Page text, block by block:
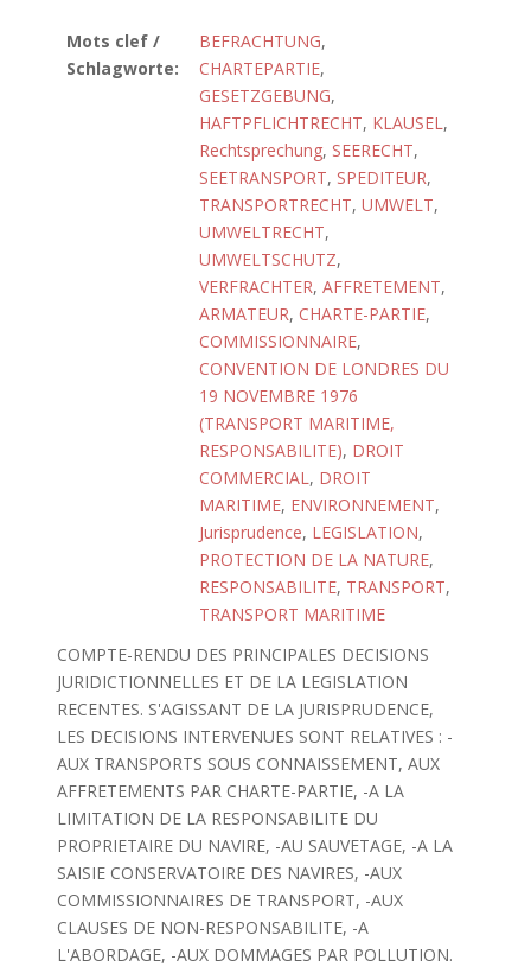
Mots clef /
Schlagworte:
BEFRACHTUNG,
CHARTEPARTIE,
GESETZGEBUNG,
HAFTPFLICHTRECHT, KLAUSEL,
Rechtsprechung, SEERECHT,
SEETRANSPORT, SPEDITEUR,
TRANSPORTRECHT, UMWELT,
UMWELTRECHT,
UMWELTSCHUTZ,
VERFRACHTER, AFFRETEMENT,
ARMATEUR, CHARTE-PARTIE,
COMMISSIONNAIRE,
CONVENTION DE LONDRES DU
19 NOVEMBRE 1976
(TRANSPORT MARITIME,
RESPONSABILITE), DROIT
COMMERCIAL, DROIT
MARITIME, ENVIRONNEMENT,
Jurisprudence, LEGISLATION,
PROTECTION DE LA NATURE,
RESPONSABILITE, TRANSPORT,
TRANSPORT MARITIME
COMPTE-RENDU DES PRINCIPALES DECISIONS
JURIDICTIONNELLES ET DE LA LEGISLATION
RECENTES. S'AGISSANT DE LA JURISPRUDENCE,
LES DECISIONS INTERVENUES SONT RELATIVES : -
AUX TRANSPORTS SOUS CONNAISSEMENT, AUX
AFFRETEMENTS PAR CHARTE-PARTIE, -A LA
LIMITATION DE LA RESPONSABILITE DU
PROPRIETAIRE DU NAVIRE, -AU SAUVETAGE, -A LA
SAISIE CONSERVATOIRE DES NAVIRES, -AUX
COMMISSIONNAIRES DE TRANSPORT, -AUX
CLAUSES DE NON-RESPONSABILITE, -A
L'ABORDAGE, -AUX DOMMAGES PAR POLLUTION.